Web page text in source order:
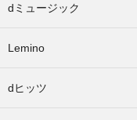
dミュージック
Lemino
dヒッツ